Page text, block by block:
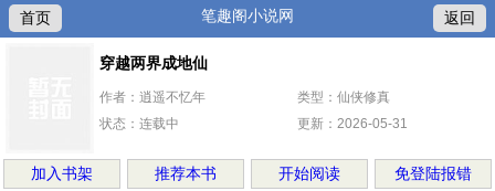
首页 笔趣阁小说网 返回
穿越两界成地仙
作者：逍遥不忆年
类型：仙侠修真
状态：连载中
更新：2026-05-31
加入书架 推荐本书 开始阅读 免登陆报错